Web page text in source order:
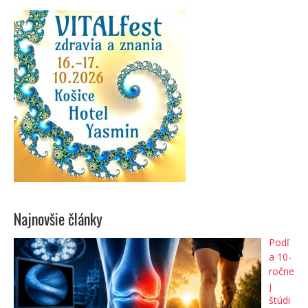
Najnovšie články
Podľ
a 10-
ročne
j
štúdi